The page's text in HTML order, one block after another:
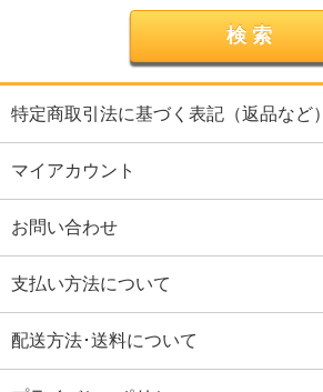
特定商取引法に基づく表記（返品など）
マイアカウント
お問い合わせ
支払い方法について
配送方法･送料について